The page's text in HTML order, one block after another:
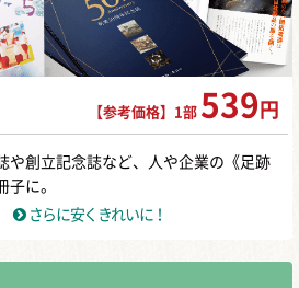
【参考価格】1部 539 円
や創立記念誌など、人や企業の《足跡
子に。
さらに安くきれいに！